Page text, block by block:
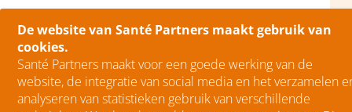
De website van Santé Partners maakt gebruik van
cookies.
Santé Partners maakt voor een goede werking van de
website, de integratie van social media en het verzamelen
analyseren van statistieken gebruik van verschillende